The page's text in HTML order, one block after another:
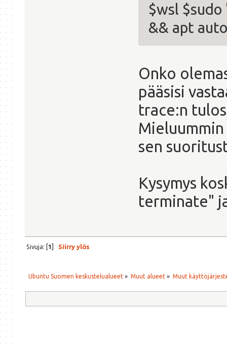
$wsl
&& apt
Onko
pääsisi
trace:n
sen
Kysymys
terminate"
Sivuja: [1] Siirry ylös
Ubuntu Suomen keskustelualueet » Muut alueet» Muut